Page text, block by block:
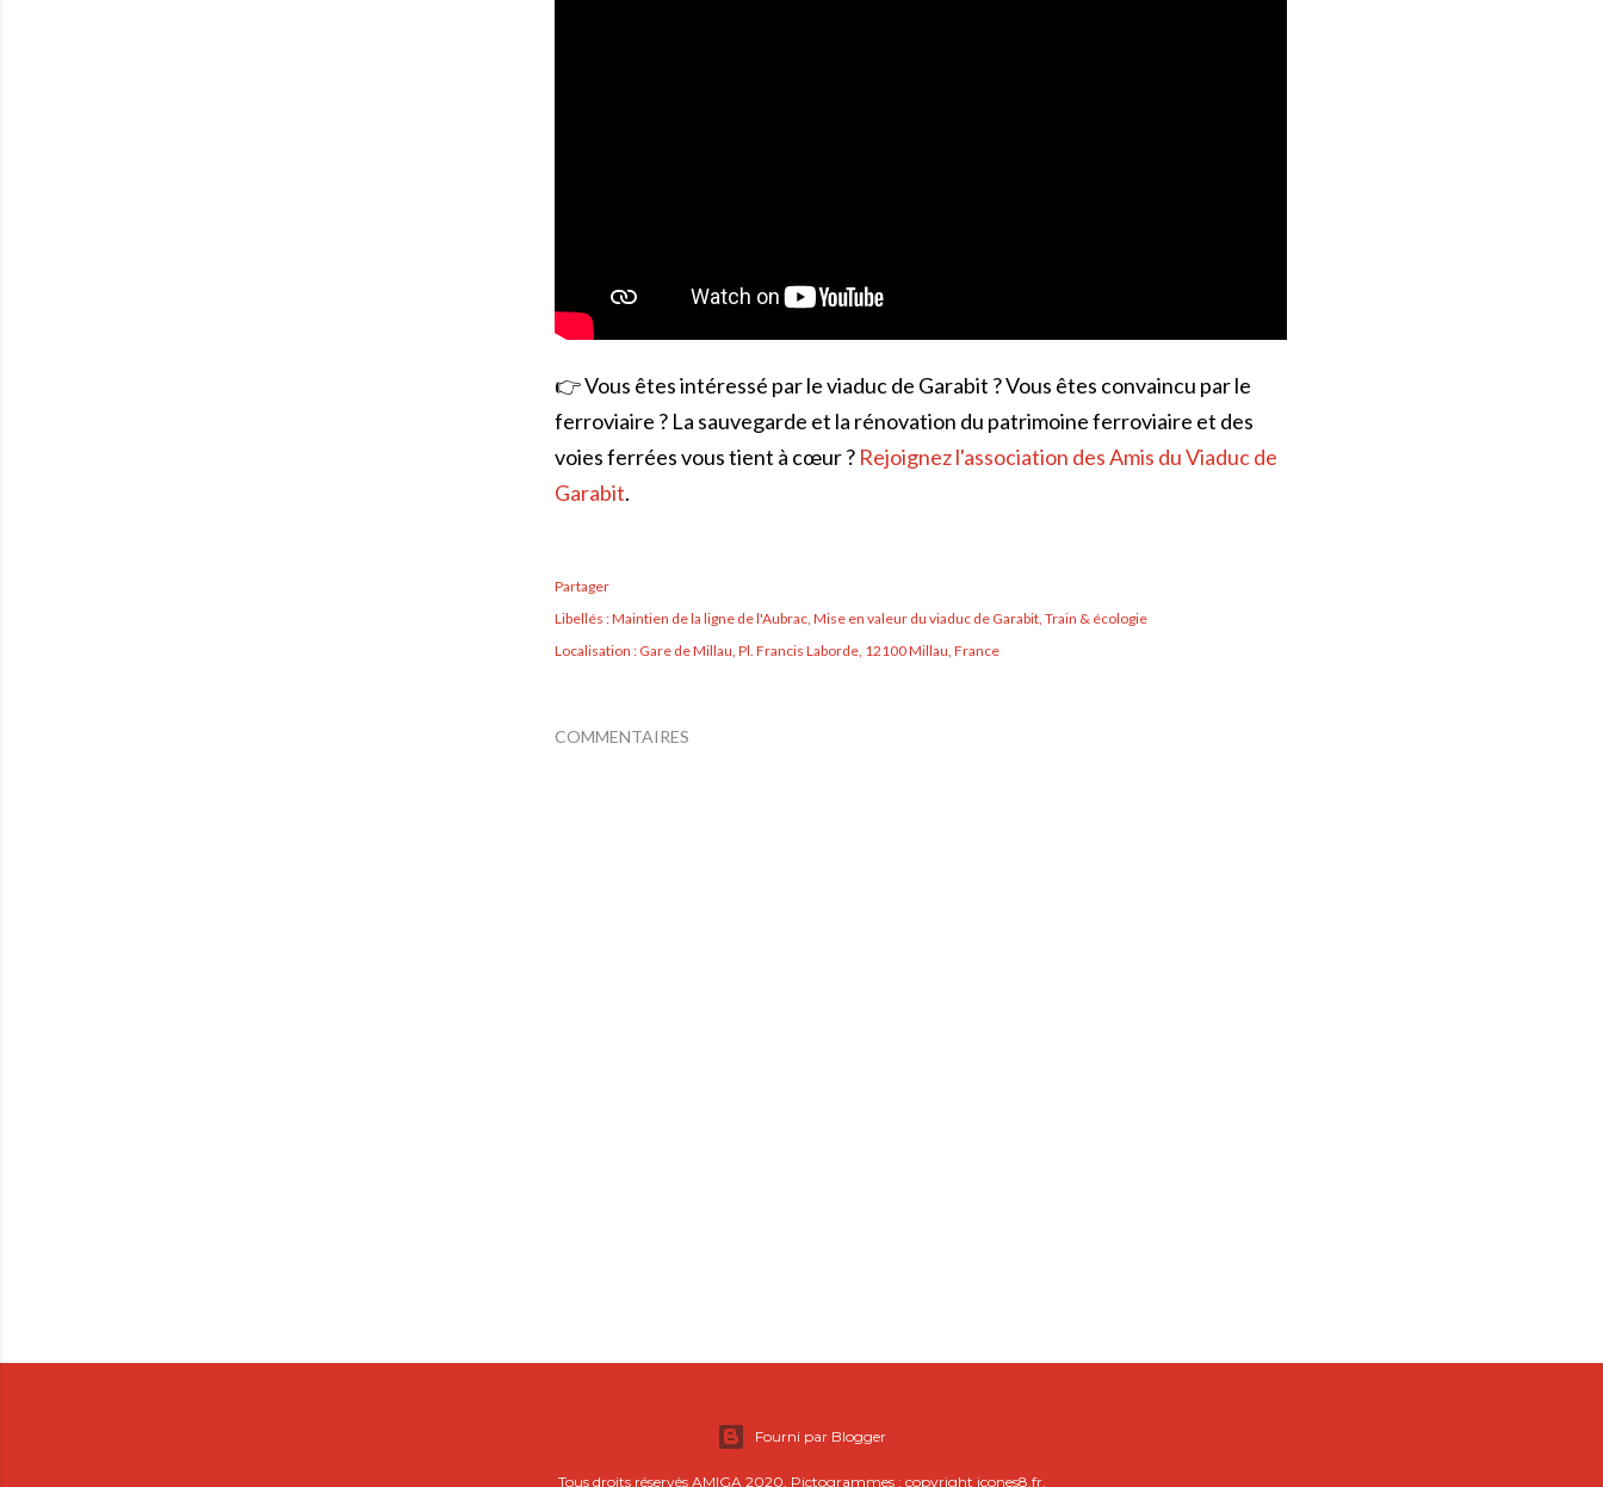
👉 Vous êtes intéressé par le viaduc de Garabit ? Vous êtes convaincu par le
ferroviaire ? La sauvegarde et la rénovation du patrimoine ferroviaire et des
voies ferrées vous tient à cœur ? Rejoignez l'association des Amis du Viaduc de
Garabit.
Partager
Libellés :Maintien de la ligne de l'Aubrac Mise en valeur du viaduc de Garabit Train & écologie
Localisation : Gare de Millau, Pl. Francis Laborde, 12100 Millau, France
COMMENTAIRES
Fourni par Blogger
Tous droits réservés AMIGA 2020. Pictogrammes : copyright icones8.fr.